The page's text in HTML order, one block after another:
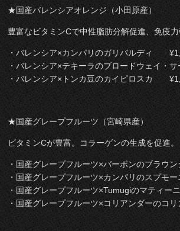
★国産バレンシアオレンジ（小田原産）
豊富なビタミンCで中性脂肪分解促進、免疫力
・バレンシア×カンパリのガリバルディ
・バレンシア×テキーラのブロードウェイ
・バレンシア×トンカ豆のカイピロスカ
★国産グレープフルーツ（宮崎県産）
ビタミンCが豊富。コラーゲンの生成を促進。
・国産グレープフルーツ×バーボンのブラ
・国産グレープフルーツ×カンパリのスプ
・国産グレープフルーツ×Tumugiのマティ
・国産グレープフルーツ×コリアンダーの